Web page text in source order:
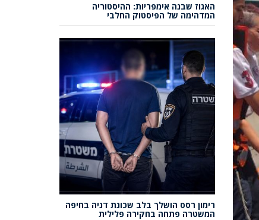
האגוז שבנה אימפריות: ההיסטוריה
המדהימה של הפיסטוק החלבי
רימון רסס הושלך בלב שכונת דניה בחיפה
המשטרה פתחה בחקירה פלילית